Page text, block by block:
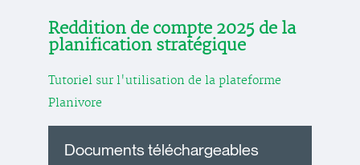
Reddition de compte 2025 de la
planification stratégique
Tutoriel sur l'utilisation de la plateforme
Planivore
Documents téléchargeables